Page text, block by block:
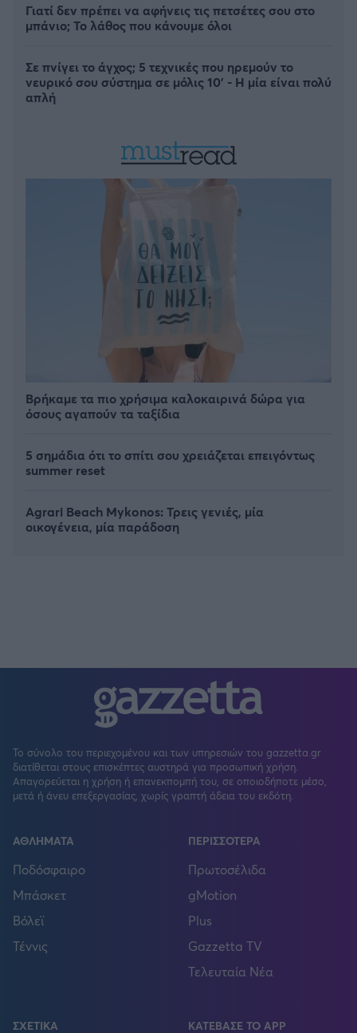
Γιατί δεν πρέπει να αφήνεις τις πετσέτες σου στο
μπάνιο; Το λάθος που κάνουμε όλοι
Σε πνίγει το άγχος; 5 τεχνικές που ηρεμούν το
νευρικό σου σύστημα σε μόλις 10' - Η μία είναι πολύ
απλή
Βρήκαμε τα πιο χρήσιμα καλοκαιρινά δώρα για
όσους αγαπούν τα ταξίδια
5 σημάδια ότι το σπίτι σου χρειάζεται επειγόντως
summer reset
Agrari Beach Mykonos: Τρεις γενιές, μία
οικογένεια, μία παράδοση
Το σύνολο του περιεχομένου και των υπηρεσιών του gazzetta.gr
διατίθεται στους επισκέπτες αυστηρά για προσωπική χρήση.
Απαγορεύεται η χρήση ή επανεκπομπή του, σε οποιοδήποτε μέσο,
μετά ή άνευ επεξεργασίας, χωρίς γραπτή άδεια του εκδότη.
ΑΘΛΗΜΑΤΑ
Ποδόσφαιρο
Μπάσκετ
Βόλεϊ
Τέννις
ΠΕΡΙΣΣΟΤΕΡΑ
Πρωτοσέλιδα
gMotion
Plus
Gazzetta TV
Τελευταία Νέα
ΣΧΕΤΙΚΑ ΚΑΤΕΒΑΣΕ ΤΟ APP